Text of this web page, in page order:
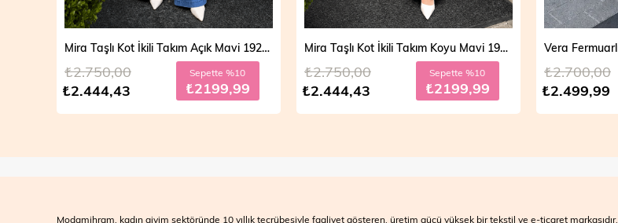
Mira Taşlı Kot İkili Takım Koyu Mavi 19286
₺2.444,43
₺2.750,00 Sepette %10
₺2199,99
Vera Fermuarlı Denim Takım Açık Mavi 19298
₺2.499,99
₺2.700,00 Sepette %20
₺1999,99 ₺2.499,99
₺2.700,00
Modamihram, kadın giyim sektöründe 10 yıllık tecrübesiyle faaliyet gösteren, üretim gücü yüksek bir tekstil ve e-ticaret markasıdır.